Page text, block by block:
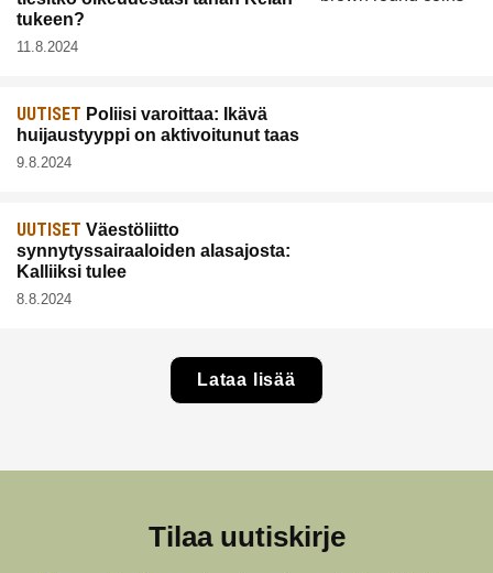
tukeen?
11.8.2024
UUTISET Poliisi varoittaa: Ikävä
huijaustyyppi on aktivoitunut taas
9.8.2024
UUTISET Väestöliitto
synnytyssairaaloiden alasajosta:
Kalliiksi tulee
8.8.2024
Lataa lisää
Tilaa uutiskirje